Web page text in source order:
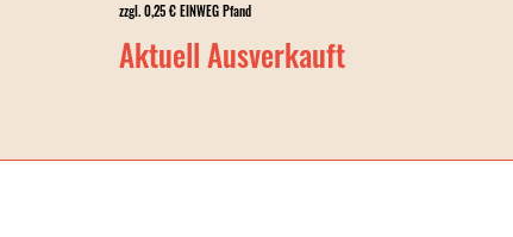
zzgl. 0,25 € EINWEG Pfand
Aktuell Ausverkauft